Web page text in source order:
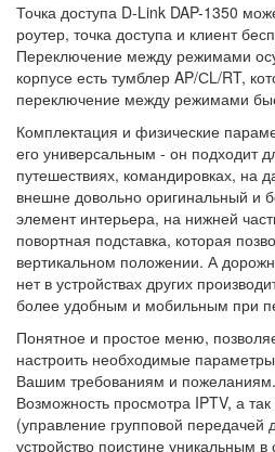
Точка доступа D-Link DAP-1350
роутер, точка доступа и клиент
Переключение между режимами
корпусе есть тумблер AP/СL/RT,
переключение между режимами
Комплектация и физические
его универсальным - он подходит
путешествиях, командировках, на
внешне довольно оригинальный и
элемент интерьера, на нижней
повортная подставка, которая
вертикальном положении. А
нет в устройствах других
более удобным и мобильным при
Понятное и простое меню,
настроить необходимые параметры
Вашим требованиям и пожеланиям.
Возможность просмотра IPTV, а
(управление групповой
устройство поистине уникальным